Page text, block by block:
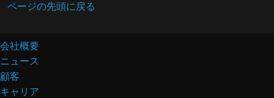
ページの先頭に戻る
会社概要
ニュース
顧客
キャリア